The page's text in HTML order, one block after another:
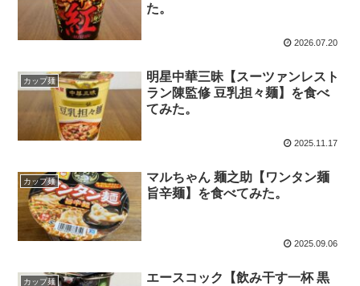
た。
2026.07.20
カップ麺
明星中華三昧【スーツァンレスト
ラン陳監修 豆乳担々麺】を食べ
てみた。
2025.11.17
カップ麺
マルちゃん 麺之助【ワンタン麺
旨辛麺】を食べてみた。
2025.09.06
カップ麺
エースコック【飲み干す一杯 黒